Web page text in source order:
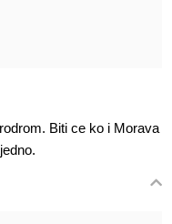
Biti ce ko i Morava